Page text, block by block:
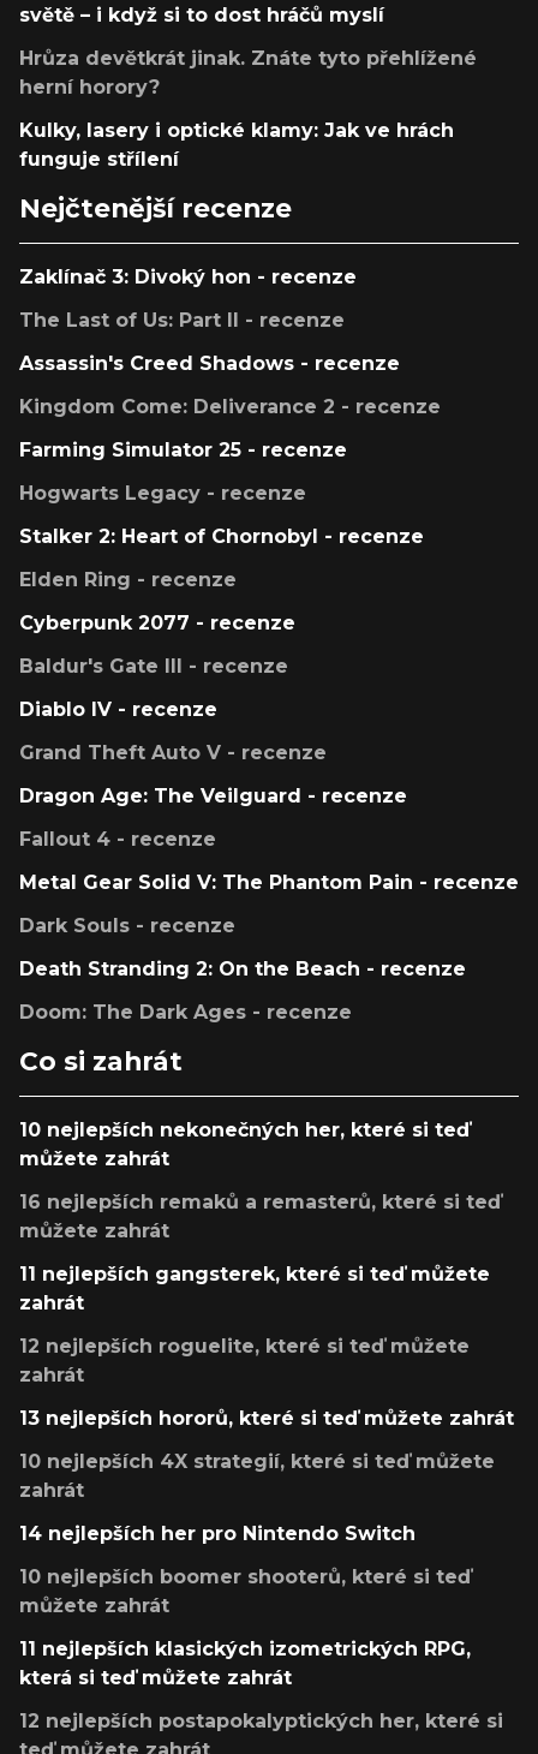
světě – i když si to dost hráčů myslí
Hrůza devětkrát jinak. Znáte tyto přehlížené
herní horory?
Kulky, lasery i optické klamy: Jak ve hrách
funguje střílení
Nejčtenější recenze
Zaklínač 3: Divoký hon - recenze
The Last of Us: Part II - recenze
Assassin's Creed Shadows - recenze
Kingdom Come: Deliverance 2 - recenze
Farming Simulator 25 - recenze
Hogwarts Legacy - recenze
Stalker 2: Heart of Chornobyl - recenze
Elden Ring - recenze
Cyberpunk 2077 - recenze
Baldur's Gate III - recenze
Diablo IV - recenze
Grand Theft Auto V - recenze
Dragon Age: The Veilguard - recenze
Fallout 4 - recenze
Metal Gear Solid V: The Phantom Pain - recenze
Dark Souls - recenze
Death Stranding 2: On the Beach - recenze
Doom: The Dark Ages - recenze
Co si zahrát
10 nejlepších nekonečných her, které si teď
můžete zahrát
16 nejlepších remaků a remasterů, které si teď
můžete zahrát
11 nejlepších gangsterek, které si teď můžete
zahrát
12 nejlepších roguelite, které si teď můžete
zahrát
13 nejlepších hororů, které si teď můžete zahrát
10 nejlepších 4X strategií, které si teď můžete
zahrát
14 nejlepších her pro Nintendo Switch
10 nejlepších boomer shooterů, které si teď
můžete zahrát
11 nejlepších klasických izometrických RPG,
která si teď můžete zahrát
12 nejlepších postapokalyptických her, které si